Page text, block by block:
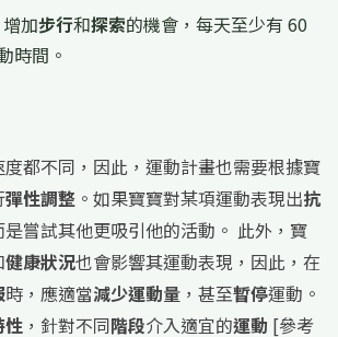
增加步行和探索的機會，每天至少有 60
時間。
都不同，因此，運動計畫也需要根據寶
彈性調整 。如果寶寶對某項運動表現出抗
是嘗試其他更吸引他的活動。 此外，寶
健康狀況也會影響其運動表現，因此，在
時，應適當減少運動量 ，甚至暫停運動。
性 ，針對不同階段介入適宜的運動 [參考